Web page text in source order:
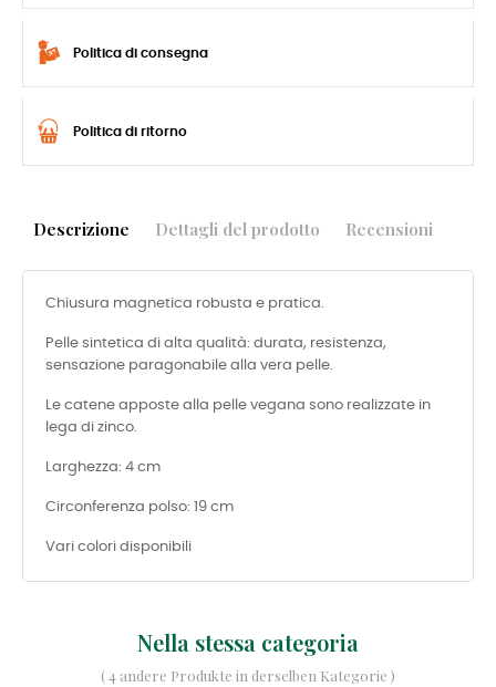
Politica di consegna
Politica di ritorno
Descrizione Dettagli del prodotto Recensioni
Chiusura magnetica robusta e pratica.
Pelle sintetica di alta qualità: durata, resistenza,
sensazione paragonabile alla vera pelle.
Le catene apposte alla pelle vegana sono realizzate in
lega di zinco.
Larghezza: 4 cm
Circonferenza polso: 19 cm
Vari colori disponibili
Nella stessa categoria
( 4 andere Produkte in derselben Kategorie )